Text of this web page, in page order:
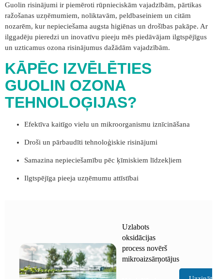
Guolin risinājumi ir piemēroti rūpnieciskām vajadzībām, pārtikas
ražošanas uzņēmumiem, noliktavām, peldbaseiniem un citām
nozarēm, kur nepieciešama augsta higiēnas un drošības pakāpe. Ar
ilggadēju pieredzi un inovatīvu pieeju mēs piedāvājam ilgtspējīgus
un uzticamus ozona risinājumus dažādām vajadzībām.
KĀPĒC IZVĒLĒTIES
GUOLIN OZONA
TEHNOLOĢIJAS?
Efektīva kaitīgo vielu un mikroorganismu iznīcināšana
Droši un pārbaudīti tehnoloģiskie risinājumi
Samazina nepieciešamību pēc ķīmiskiem līdzekļiem
Ilgtspējīga pieeja uzņēmumu attīstībai
Uzlabots
oksidācijas
process novērš
mikroaizsārņotājus